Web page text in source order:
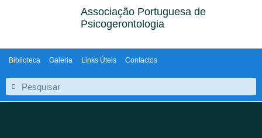
Associação Portuguesa de
Psicogerontologia
Biblioteca Galeria Links Úteis Contactos